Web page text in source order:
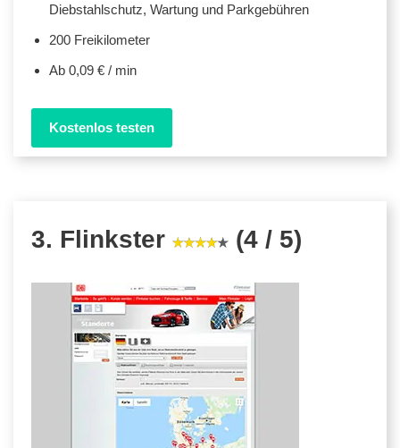
Diebstahlschutz, Wartung und Parkgebühren
200 Freikilometer
Ab 0,09 € / min
Kostenlos testen
3. Flinkster (4 / 5)